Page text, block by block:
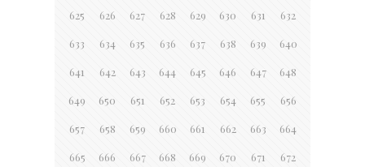
625 626 627 628 629 630 631 632
633 634 635 636 637 638 639 640
641 642 643 644 645 646 647 648
649 650 651 652 653 654 655 656
657 658 659 660 661 662 663 664
665 666 667 668 669 670 671 672